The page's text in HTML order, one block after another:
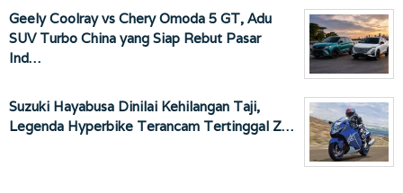
Geely Coolray vs Chery Omoda 5 GT, Adu
SUV Turbo China yang Siap Rebut Pasar
Ind…
Suzuki Hayabusa Dinilai Kehilangan Taji,
Legenda Hyperbike Terancam Tertinggal Z…